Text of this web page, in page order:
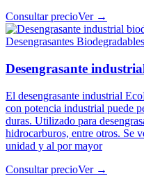
Consultar precioVer →
Desengrasantes Biodegradables
Desengrasante
El desengrasante industrial
con potencia industrial puede
duras. Utilizado para
hidrocarburos, entre otros. Se
unidad y al por mayor
Consultar precioVer →